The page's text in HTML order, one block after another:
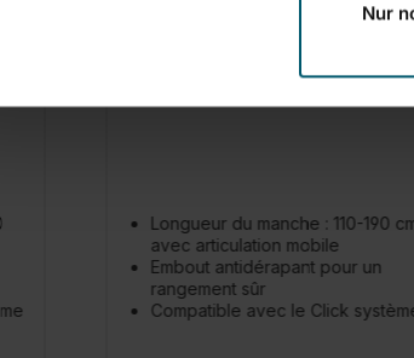
Nur
cm avec articulation
Longueur du manche : 110-190
avec articulation mobile
Embout antidérapant pour un
rangement sûr
Compatible avec le Click